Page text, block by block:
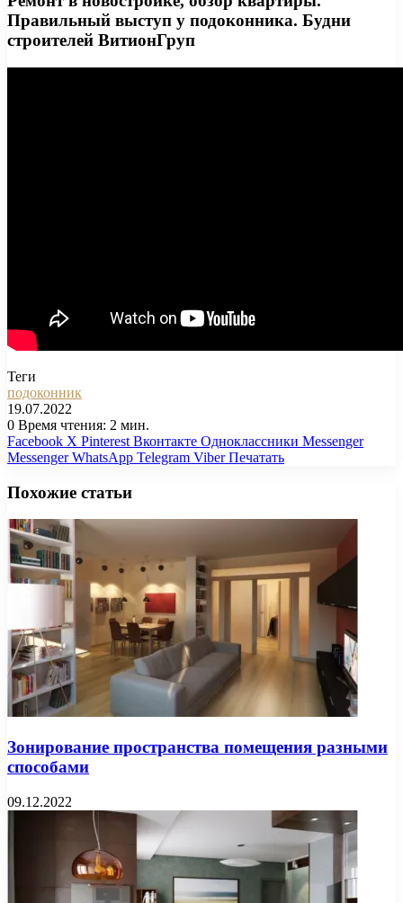
Правильный выступ у подоконника. Будни
строителей ВитионГруп
Теги
подоконник
19.07.2022
0 Время чтения: 2 мин.
Facebook X Pinterest Вконтакте Одноклассники Messenger
Messenger WhatsApp Telegram Viber Печатать
Похожие статьи
Зонирование пространства помещения разными
способами
09.12.2022